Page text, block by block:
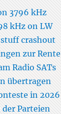
3796 kHz
kHz on LW
crashout
zur Rente
Radio SATs
übertragen
in 2026
der Parteien